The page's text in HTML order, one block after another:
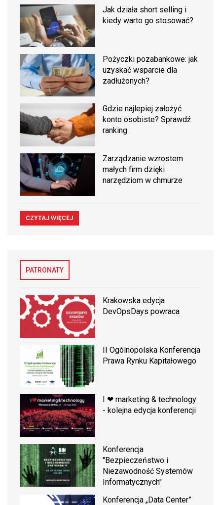
Jak działa short selling i
kiedy warto go stosować?
Pożyczki pozabankowe: jak
uzyskać wsparcie dla
zadłużonych?
Gdzie najlepiej założyć
konto osobiste? Sprawdź
ranking
Zarządzanie wzrostem
małych firm dzięki
narzędziom w chmurze
CZYTAJ WIĘCEJ
PATRONATY
Krakowska edycja
DevOpsDays powraca
II Ogólnopolska Konferencja
Prawa Rynku Kapitałowego
I ❤ marketing & technology
- kolejna edycja konferencji
Konferencja
"Bezpieczeństwo i
Niezawodność Systemów
Informatycznych"
Konferencja „Data Center”